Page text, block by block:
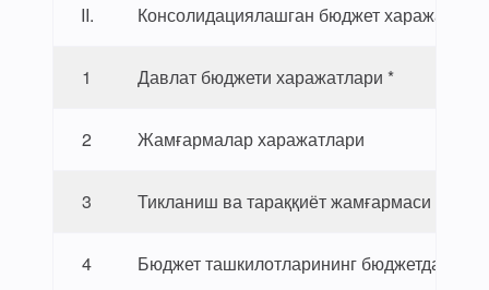
II. Консолидациялашган бюджет
1 Давлат бюджети харажатлари *
2 Жамғармалар харажатлари
3 Тикланиш ва тараққиёт жамғармаси
4 Бюджет ташкилотларининг бюджетдан